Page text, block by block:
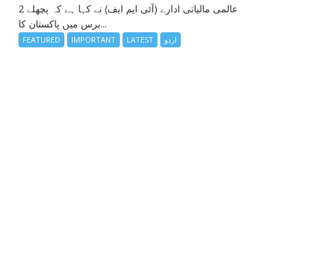
عالمی مالیاتی ادارے (آئی ایم ایف) نے کہا ہے کہ پچھلے 2
برس میں پاکستان کا...
FEATURED IMPORTANT LATEST اردو